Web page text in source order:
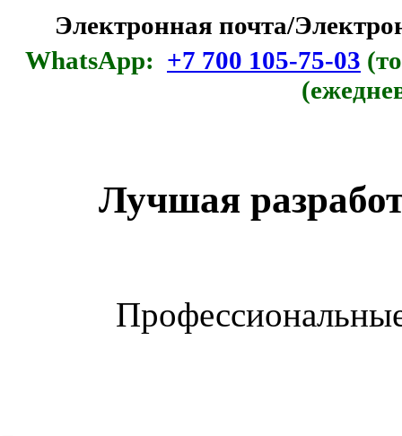
Электронная почта/
WhatsApp: +7 700 105-75-03
Лучшая